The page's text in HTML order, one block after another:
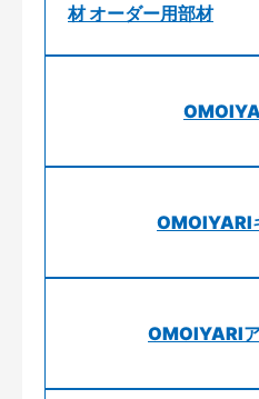
材 オーダー用部材
OMOIYARI
OMOIYARI